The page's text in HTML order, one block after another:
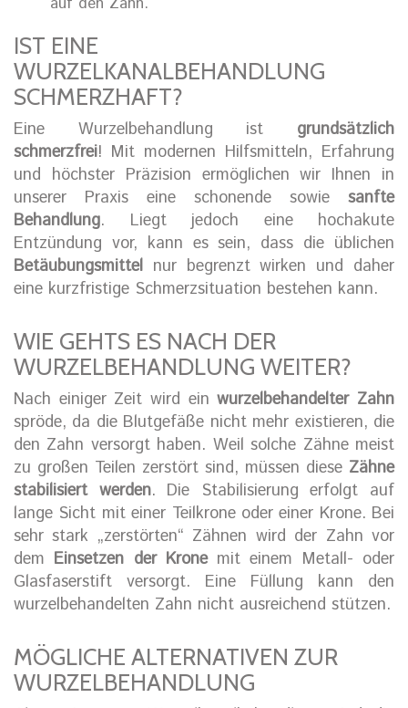
IST EINE
WURZELKANALBEHANDLUNG
SCHMERZHAFT?
Eine Wurzelbehandlung ist grundsätzlich
schmerzfrei! Mit modernen Hilfsmitteln, Erfahrung
und höchster Präzision ermöglichen wir Ihnen in
unserer Praxis eine schonende sowie sanfte
Behandlung. Liegt jedoch eine hochakute
Entzündung vor, kann es sein, dass die üblichen
Betäubungsmittel nur begrenzt wirken und daher
eine kurzfristige Schmerzsituation bestehen kann.
WIE GEHTS ES NACH DER
WURZELBEHANDLUNG WEITER?
Nach einiger Zeit wird einwurzelbehandelter Zahn
spröde, da die Blutgefäße nicht mehr existieren, die
den Zahn versorgt haben. Weil solche Zähne meist
zu großen Teilen zerstört sind, müssen diese Zähne
stabilisiert werden. Die Stabilisierung erfolgt auf
lange Sicht mit einer Teilkrone oder einer Krone. Bei
sehr stark „zerstörten“ Zähnen wird der Zahn vor
dem Einsetzen der Kronemit einem Metall- oder
Glasfaserstift versorgt. Eine Füllung kann den
wurzelbehandelten Zahn nicht ausreichend stützen.
MÖGLICHE ALTERNATIVEN ZUR
WURZELBEHANDLUNG